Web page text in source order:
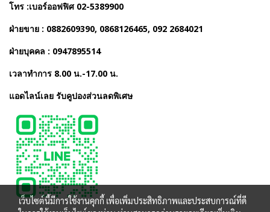
โทร :เบอร์ออฟฟิศ 02-5389900
ฝ่ายขาย : 0882609390, 0868126465, 092 2684021
ฝ่ายบุคคล : 0947895514
เวลาทำการ 8.00 น.-17.00 น.
แอดไลน์เลย รับคูปองส่วนลดพิเศษ
เว็บไซต์นี้มีการใช้งานคุกกี้ เพื่อเพิ่มประสิทธิภาพและประสบการณ์ที่ดี